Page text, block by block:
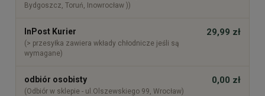
Bydgoszcz, Toruń, Inowrocław ))
InPost Kurier
(> przesyłka zawiera wkłady chłodnicze jeśli są
wymagane)
29,99 zł
odbiór osobisty
(Odbiór w sklepie - ul.Olszewskiego 99, Wrocław)
0,00 zł